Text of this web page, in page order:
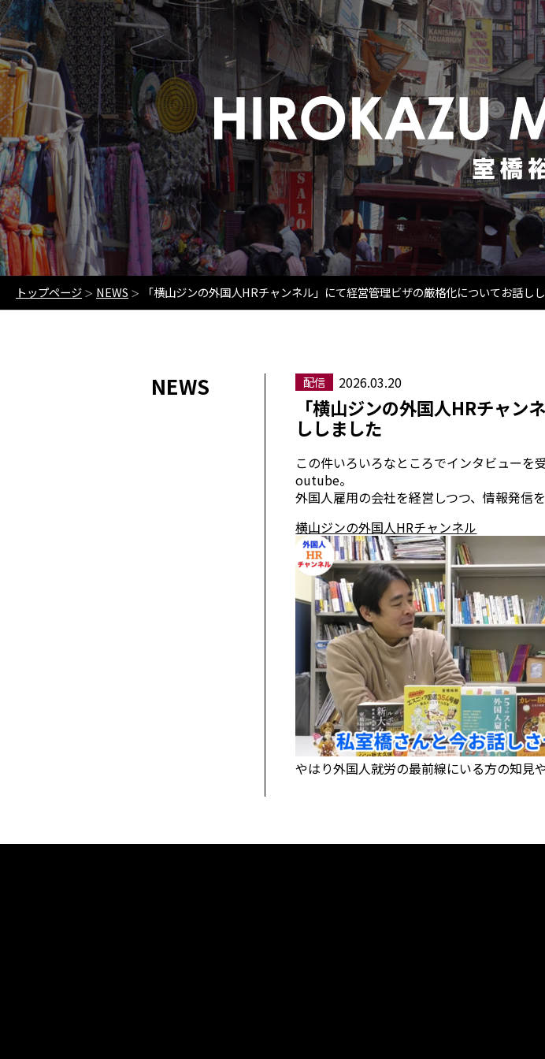
トップページ ＞ NEWS ＞ 「横山ジンの外国人HRチャンネル」にて経営管理ビザの厳格化についてお話し
NEWS 配信 2026.03.20
「横山ジンの外国人HRチャン
ししました
この件いろいろなところでインタビューを
outube。
外国人雇用の会社を経営しつつ、情報発信
横山ジンの外国人HRチャンネル
やはり外国人就労の最前線にいる方の知見